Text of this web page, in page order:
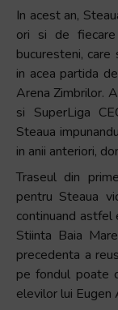
In acest an,
ori si de
bucuresteni,
in acea partida
Arena Zimbrilor.
si SuperLiga
Steaua
in anii anteriori,
Traseul din
pentru Steaua
continuand astfel
Stiinta Baia
precedenta a
pe fondul poate
elevilor lui Eugen